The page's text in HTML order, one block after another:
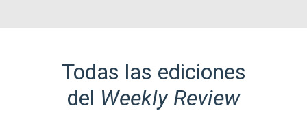
Todas las ediciones
del Weekly Review